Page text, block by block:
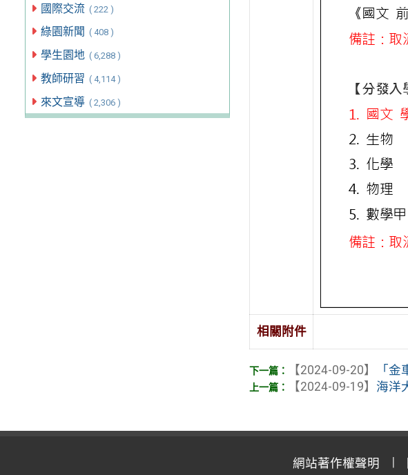
國際交流 ( 222 )
綠園新聞 ( 408 )
學生園地 ( 6,288 )
教師研習 ( 4,114 )
來文宣導 ( 2,306 )
相關附件
【2024-09-20】
「
【2024-09-19】 海洋
網站著作權聲明